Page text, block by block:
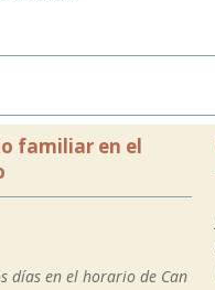
familiar en el
días en el horario de Can